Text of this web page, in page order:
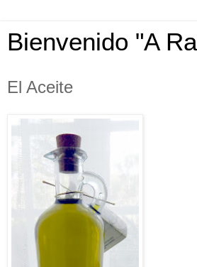
Bienvenido "A
El Aceite